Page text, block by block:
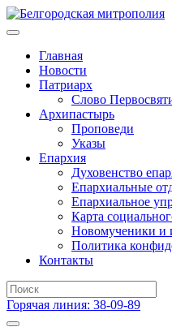
Главная
Новости
Патриарх
Слово
Архипастырь
Проповеди
Указы
Епархия
Духовенство
Епархиальные
Епархиальное
Карта
Новомученики и
Политика
Контакты
Горячая линия: 38-09-89